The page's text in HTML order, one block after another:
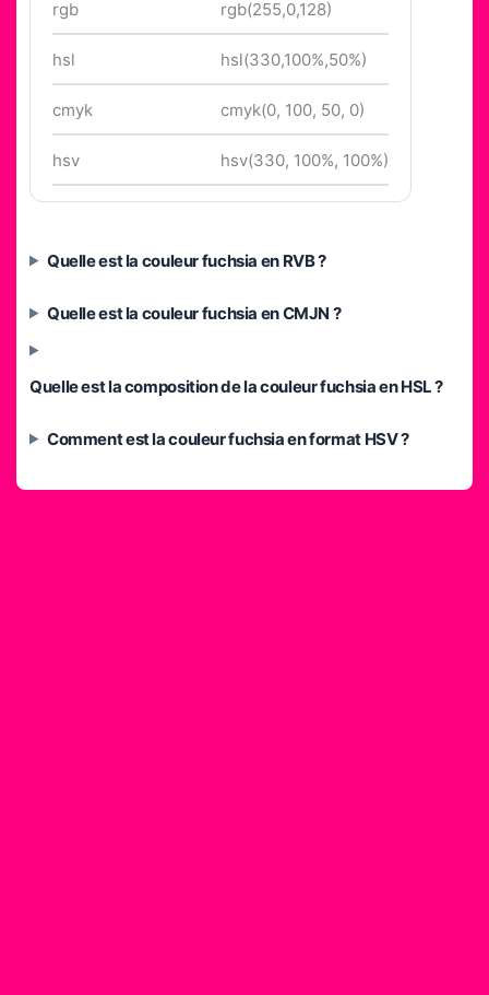
rgb rgb(255,0,128)
hsl hsl(330,100%,50%)
cmyk cmyk(0, 100, 50, 0)
hsv hsv(330, 100%, 100%)
Quelle est la couleur fuchsia en RVB ?
Quelle est la couleur fuchsia en CMJN ?
Quelle est la composition de la couleur fuchsia en HSL ?
Comment est la couleur fuchsia en format HSV ?